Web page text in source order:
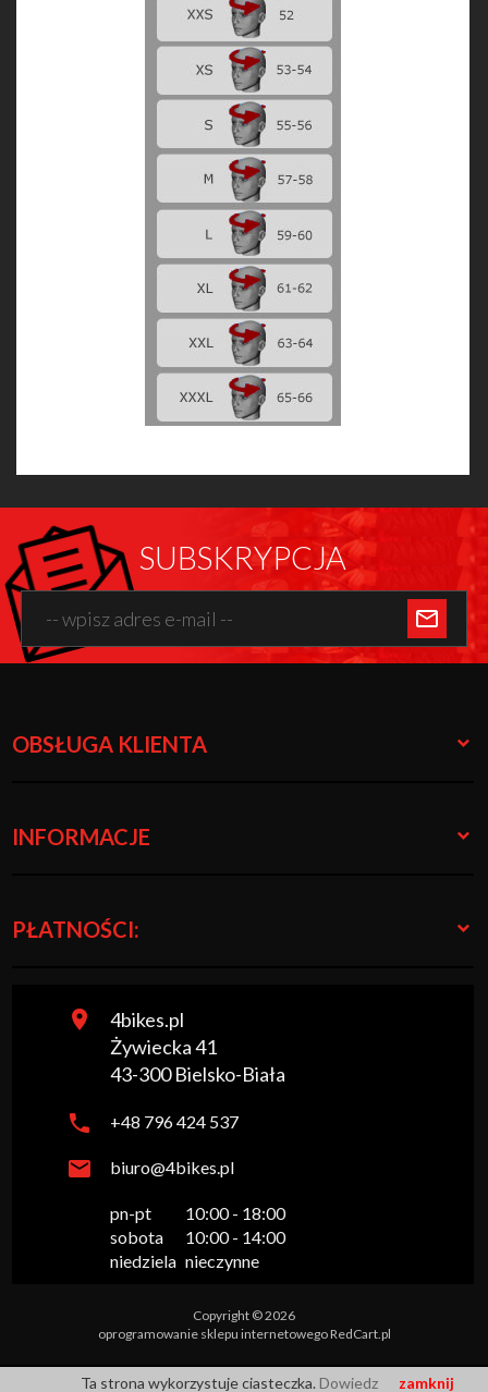
SUBSKRYPCJA
OBSŁUGA KLIENTA
INFORMACJE
PŁATNOŚCI:
4bikes.pl
Żywiecka 41
43-300 Bielsko-Biała
+48 796 424 537
biuro@4bikes.pl
pn-pt
sobota
niedziela
10:00 - 18:00
10:00 - 14:00
nieczynne
Copyright © 2026
oprogramowanie sklepu internetowegoRedCart.pl
Ta strona wykorzystuje ciasteczka. Dowiedz zamknij